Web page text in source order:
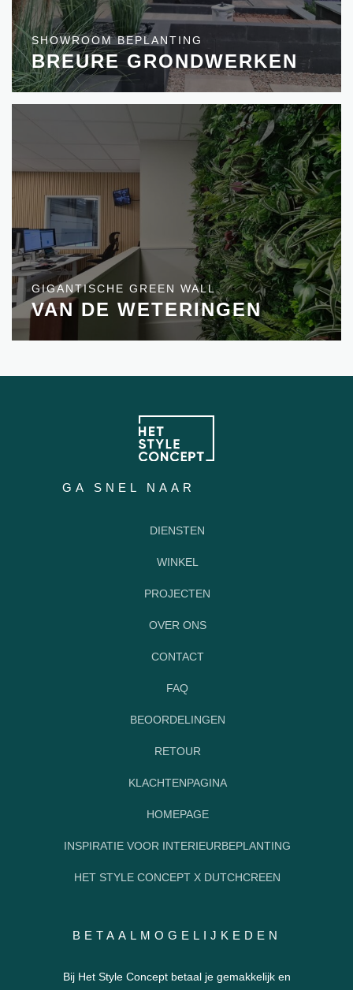
SHOWROOM BEPLANTING
BREURE GRONDWERKEN
GIGANTISCHE GREEN WALL
VAN DE WETERINGEN
GA SNEL NAAR
DIENSTEN
WINKEL
PROJECTEN
OVER ONS
CONTACT
FAQ
BEOORDELINGEN
RETOUR
KLACHTENPAGINA
HOMEPAGE
INSPIRATIE VOOR INTERIEURBEPLANTING
HET STYLE CONCEPT X DUTCHCREEN
BETAALMOGELIJKEDEN
Bij Het Style Concept betaal je gemakkelijk en